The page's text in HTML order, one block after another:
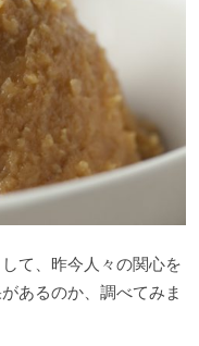
て、昨今人々の関心を
あるのか、調べてみま